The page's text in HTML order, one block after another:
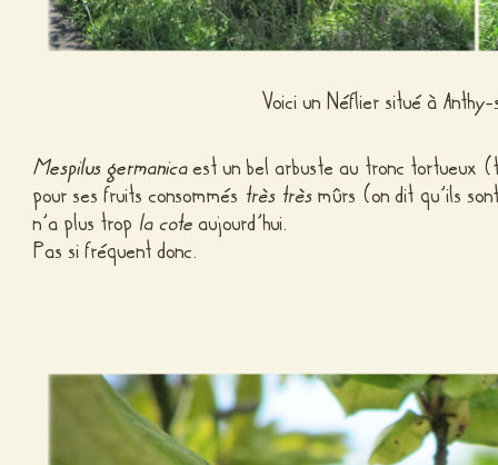
Voici un Néflier situé à
Mespilus germanicaest un bel arbuste au tronc tortueux
pour ses fruits consommés très trèsmûrs (on dit qu’ils
n’a plus trop la coteaujourd’hui.
Pas si fréquent donc.